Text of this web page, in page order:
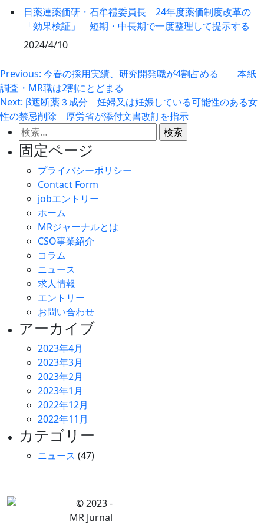
日薬連薬価研・石牟禮委員長 24年度薬価制度改革の
「効果検証」 短期・中長期で一度整理して提示する
2024/4/10
投
稿
ナ
ビ
ゲ
Previous: 今春の採用実績、研究開発職が4割占める 本紙
調査・MR職は2割にとどまる
Next: β遮断薬３成分 妊婦又は妊娠している可能性のある女
性の禁忌削除 厚労省が添付文書改訂を指示
検
索:
固定ページ
プライバシーポリシー
Contact Form
jobエントリー
ホーム
MRジャーナルとは
CSO事業紹介
コラム
ニュース
求人情報
エントリー
お問い合わせ
アーカイブ
2023年4月
2023年3月
2023年2月
2023年1月
2022年12月
2022年11月
カテゴリー
ニュース (47)
© 2023 -
MR Jurnal